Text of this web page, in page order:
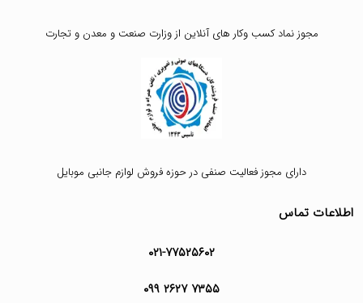
مجوز نماد کسب وکار های آنلاین از وزارت صنعت و معدن و تجارت
دارای مجوز فعالیت صنفی در حوزه فروش لوازم جانبی موبایل
اطلاعات تماس
۰۲۱-۷۷۵۲۵۶۰۲
۰۹۹ ۲۶۲۷ ۷۳۵۵